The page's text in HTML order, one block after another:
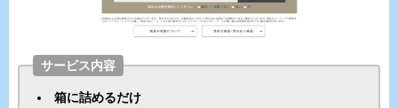
サービス内容
箱に詰めるだけ